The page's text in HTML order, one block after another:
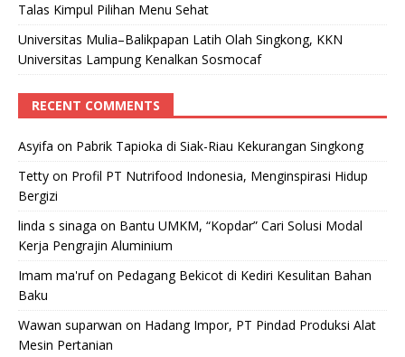
Talas Kimpul Pilihan Menu Sehat
Universitas Mulia–Balikpapan Latih Olah Singkong, KKN
Universitas Lampung Kenalkan Sosmocaf
RECENT COMMENTS
Asyifa on Pabrik Tapioka di Siak-Riau Kekurangan Singkong
Tetty on Profil PT Nutrifood Indonesia, Menginspirasi Hidup
Bergizi
linda s sinaga on Bantu UMKM, “Kopdar” Cari Solusi Modal
Kerja Pengrajin Aluminium
Imam ma'rufon Pedagang Bekicot di Kediri Kesulitan Bahan
Baku
Wawan suparwan on Hadang Impor, PT Pindad Produksi Alat
Mesin Pertanian